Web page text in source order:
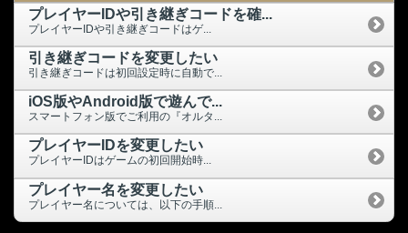
プレイヤーIDや引き継ぎコードを確...
プレイヤーIDや引き継ぎコードはゲ...
引き継ぎコードを変更したい
引き継ぎコードは初回設定時に自動で...
iOS版やAndroid版で遊んで...
スマートフォン版でご利用の『オルタ...
プレイヤーIDを変更したい
プレイヤーIDはゲームの初回開始時...
プレイヤー名を変更したい
プレイヤー名については、以下の手順...